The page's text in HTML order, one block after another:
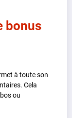
bonus
à toute son
Cela
ou